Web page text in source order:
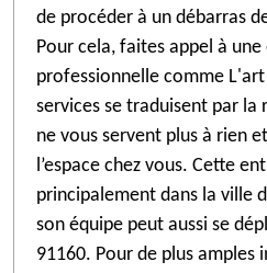
de procéder à un débarras
Pour cela, faites appel à
professionnelle comme
services se traduisent par la
ne vous servent plus à rien
l’espace chez vous. Cette
principalement dans la ville
son équipe peut aussi se
91160. Pour de plus